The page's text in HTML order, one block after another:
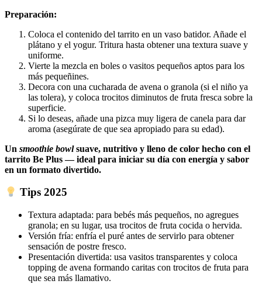
Preparación:
Coloca el contenido del tarrito en un vaso batidor. Añade el
plátano y el yogur. Tritura hasta obtener una textura suave y
uniforme.
Vierte la mezcla en boles o vasitos pequeños aptos para los
más pequeñines.
Decora con una cucharada de avena o granola (si el niño ya
las tolera), y coloca trocitos diminutos de fruta fresca sobre la
superficie.
Si lo deseas, añade una pizca muy ligera de canela para dar
aroma (asegúrate de que sea apropiado para su edad).
Un smoothie bowlsuave, nutritivo y lleno de color hecho con el
tarrito Be Plus — ideal para iniciar su día con energía y sabor
en un formato divertido.
Tips 2025
Textura adaptada: para bebés más pequeños, no agregues
granola; en su lugar, usa trocitos de fruta cocida o hervida.
Versión fría: enfría el puré antes de servirlo para obtener
sensación de postre fresco.
Presentación divertida: usa vasitos transparentes y coloca
topping de avena formando caritas con trocitos de fruta para
que sea más llamativo.